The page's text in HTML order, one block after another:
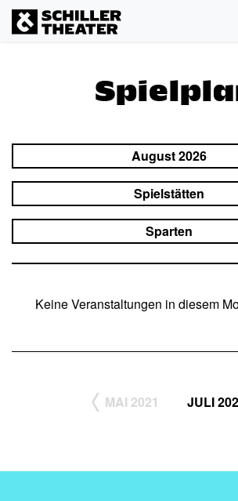
August 2026
Spielstätten
Sparten
Keine Veranstaltungen in diesem
MAI 2021 JULI